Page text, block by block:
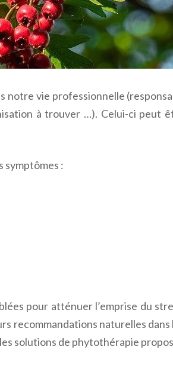
notre vie professionnelle
à trouver …). Celui-ci peut
:
pour atténuer l’emprise du
recommandations naturelles
solutions de phytothérapie